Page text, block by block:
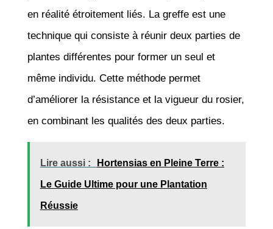
en réalité étroitement liés. La greffe est une
technique qui consiste à réunir deux parties de
plantes différentes pour former un seul et
même individu. Cette méthode permet
d’améliorer la résistance et la vigueur du rosier,
en combinant les qualités des deux parties.
Lire aussi : Hortensias en Pleine Terre :
Le Guide Ultime pour une Plantation
Réussie